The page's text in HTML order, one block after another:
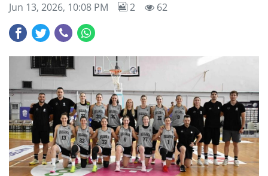
Jun 13, 2026, 10:08 PM 2 62